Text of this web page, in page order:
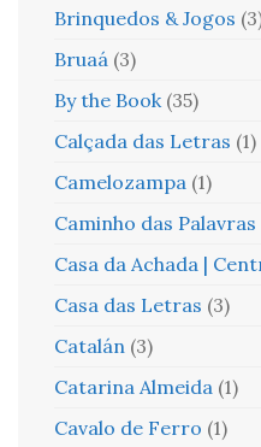
Brinquedos & Jogos
Bruaá (3)
By the Book (35)
Calçada das Letras (1)
Camelozampa (1)
Caminho das Palavras
Casa da Achada |
Casa das Letras (3)
Catalán (3)
Catarina Almeida (1)
Cavalo de Ferro (1)